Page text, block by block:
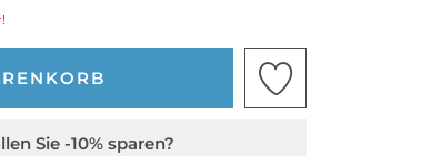
Sie -10% sparen?